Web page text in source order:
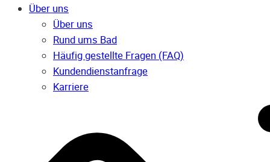
Über uns
Über uns
Rund ums Bad
Häufig gestellte Fragen (FAQ)
Kunden­dienst­anfrage
Karriere